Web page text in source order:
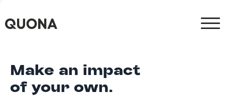
Make an impact
of your own.